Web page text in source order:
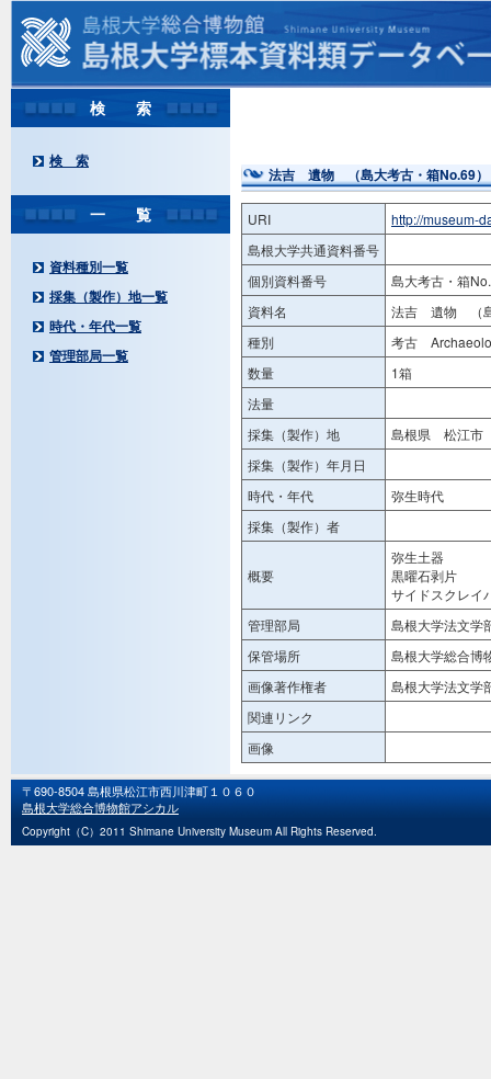
検 索
検 索
一 覧
資料種別一覧
採集（製作）地一覧
時代・年代一覧
管理部局一覧
法吉 遺物 （島大考古・箱No.69）
URI
http://museum-
島根大学共通資料番号
個別資料番号
島大考古・箱
資料名
法吉 遺物 （
種別
考古
数量
1箱
法量
採集（製作）地
島根県 松江市
採集（製作）年月日
時代・年代
弥生時代
採集（製作）者
概要
弥生土器
黒曜石剥片
サイドスクレイ
管理部局
島根大学法文学
保管場所
島根大学総合博
画像著作権者
島根大学法文学
関連リンク
画像
〒690-8504 島根県松江市西川津町１０６０
島根大学総合博物館アシカル
Copyright（C）2011 Shimane University Museum All Rights Reserved.